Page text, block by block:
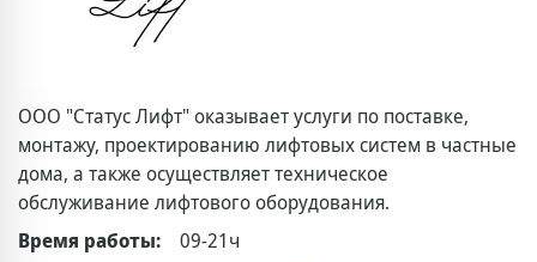
ООО "Статус Лифт" оказывает услуги по поставке,
монтажу, проектированию лифтовых систем в частные
дома, а также осуществляет техническое
обслуживание лифтового оборудования.
Время работы:
09-21ч